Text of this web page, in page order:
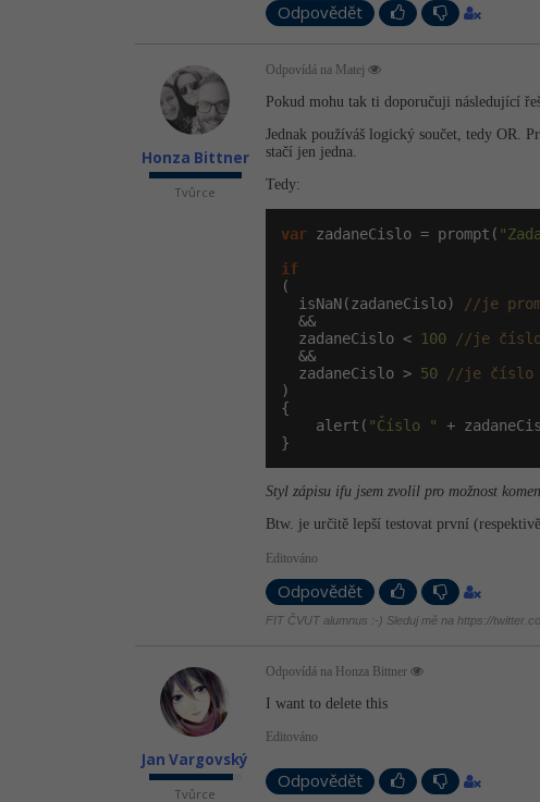
Odpovědět
Honza Bittner
Tvůrce
Odpovídá na Matej
Pokud mohu tak ti doporučuji následující
Jednak používáš logický součet, tedy OR.
stačí jen jedna.
Tedy:
var zadaneCislo = prompt(
if
(
  isNaN(zadaneCislo)
//je
  &&
  zadaneCislo <
100
//je číslo
  &&
  zadaneCislo >
50
//je číslo
)
{
    alert(
"Číslo " +
}
Styl zápisu ifu jsem zvolil pro možnost
Btw. je určitě lepší testovat první
Editováno
Odpovědět
FIT ČVUT alumnus :-) Sleduj mě na https://
Jan Vargovský
Tvůrce
Odpovídá na Honza Bittner
I want to delete this
Editováno
Odpovědět